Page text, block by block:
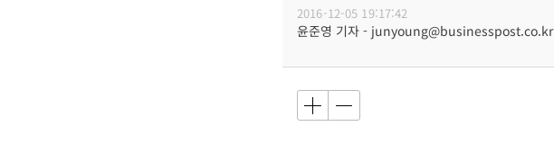
2016-12-05 19:17:42
윤준영 기자 - junyoung@businesspost.co.kr